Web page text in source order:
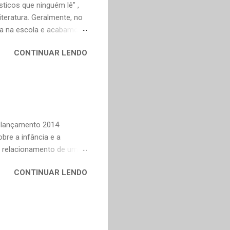
que ninguém lê" ,
Geralmente, no
escola e acabamos
nossa maturidade, pode
autores de fora,
Carlos
Fernando
CONTINUAR LENDO
2014
a infância e a
de um
saudade de uma época
todas as vontades
pedir uma coisa o
valorizar. — Bom,
CONTINUAR LENDO